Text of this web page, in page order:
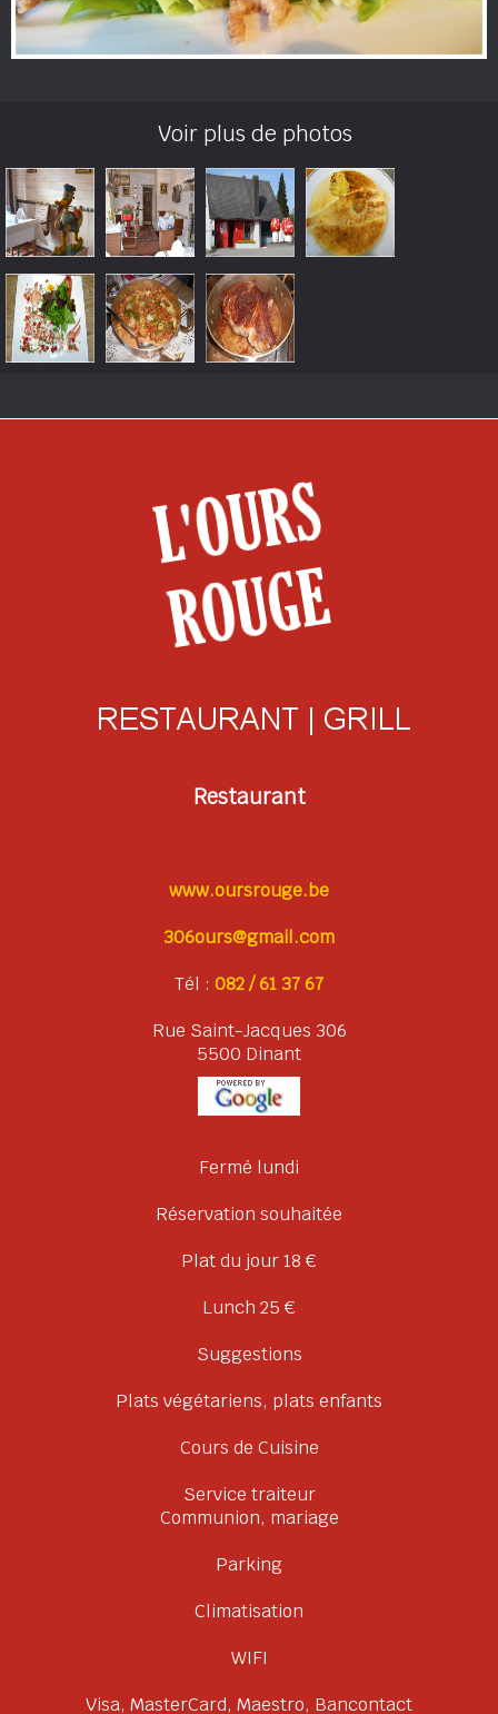
Voir plus de photos
Restaurant
www.oursrouge.be
306ours@gmail.com
Tél : 082 / 61 37 67
Rue Saint-Jacques 306
5500 Dinant
Fermé lundi
Réservation souhaitée
Plat du jour 18 €
Lunch 25 €
Suggestions
Plats végétariens, plats enfants
Cours de Cuisine
Service traiteur
Communion, mariage
Parking
Climatisation
WIFI
Visa, MasterCard, Maestro, Bancontact